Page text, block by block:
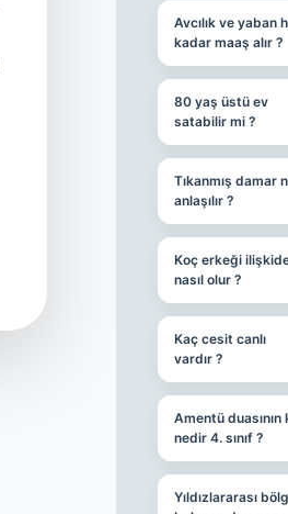
Avcılık ve yaban
kadar maaş alır ?
80 yaş üstü ev
satabilir mi ?
Tıkanmış damar
anlaşılır ?
Koç erkeği
nasıl olur ?
Kaç cesit canlı
vardır ?
Amentü duasının
nedir 4. sınıf ?
Yıldızlararası